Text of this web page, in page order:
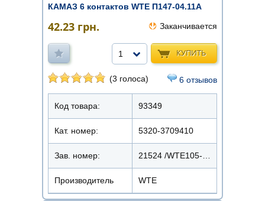
КАМАЗ 6 контактов WTE П147-04.11А
42.23 грн. Заканчивается
КУПИТЬ
1
(3 голоса) 6 отзывов
Код товара: 93349
Кат. номер: 5320-3709410
Зав. номер:
Производитель WTE